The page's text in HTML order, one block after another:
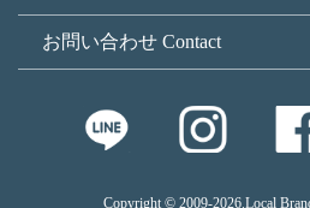
お問い合わせ Contact
Copyright © 2009-2026.Local